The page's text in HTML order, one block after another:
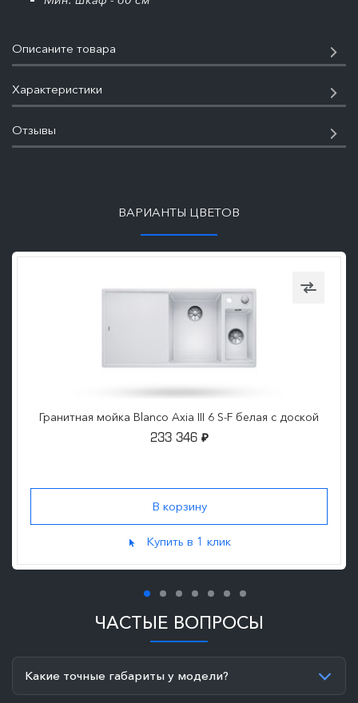
Описаните товара
Характеристики
Отзывы
ВАРИАНТЫ ЦВЕТОВ
Гранитная мойка Blanco Axia III 6 S-F белая с доской
233 346 ₽
Купить в 1 клик
ЧАСТЫЕ ВОПРОСЫ
Какие точные габариты у модели?